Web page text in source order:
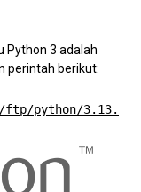
Python 3 adalah
perintah berikut:
ftp/python/3.13.0/